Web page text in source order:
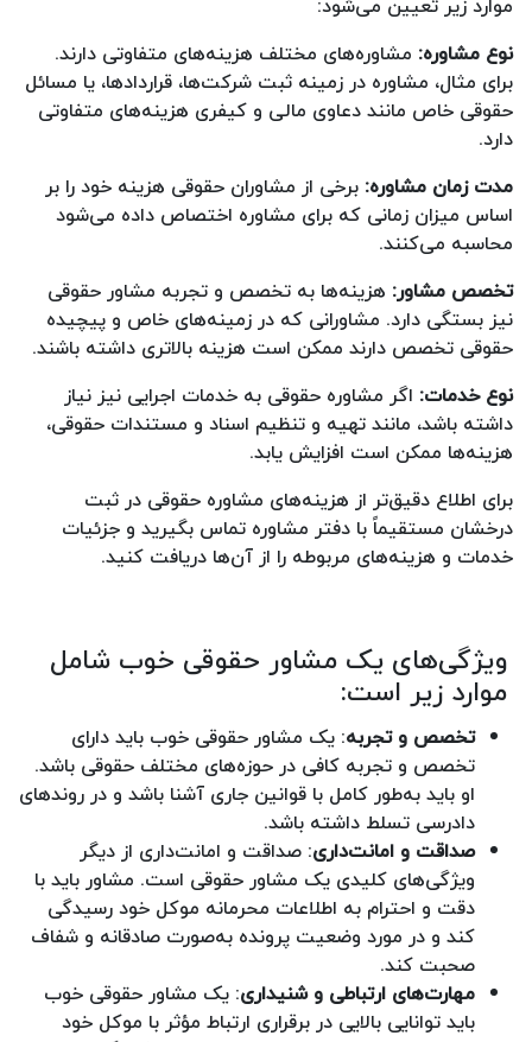
نوع مشاوره: مشاوره‌های مختلف هزینه‌های متفاوتی دارند.
برای مثال، مشاوره در زمینه ثبت شرکت‌ها، قراردادها، یا مسائل
حقوقی خاص مانند دعاوی مالی و کیفری هزینه‌های متفاوتی
دارد.
مدت زمان مشاوره: برخی از مشاوران حقوقی هزینه خود را بر
اساس میزان زمانی که برای مشاوره اختصاص داده می‌شود
محاسبه می‌کنند.
تخصص مشاور: هزینه‌ها به تخصص و تجربه مشاور حقوقی
نیز بستگی دارد. مشاورانی که در زمینه‌های خاص و پیچیده
حقوقی تخصص دارند ممکن است هزینه بالاتری داشته باشند.
نوع خدمات: اگر مشاوره حقوقی به خدمات اجرایی نیز نیاز
داشته باشد، مانند تهیه و تنظیم اسناد و مستندات حقوقی،
هزینه‌ها ممکن است افزایش یابد.
برای اطلاع دقیق‌تر از هزینه‌های مشاوره حقوقی در ثبت
درخشان مستقیماً با دفتر مشاوره تماس بگیرید و جزئیات
خدمات و هزینه‌های مربوطه را از آن‌ها دریافت کنید.
ویژگی‌های یک مشاور حقوقی خوب شامل
موارد زیر است:
تخصص و تجربه: یک مشاور حقوقی خوب باید دارای
تخصص و تجربه کافی در حوزه‌های مختلف حقوقی باشد.
او باید به‌طور کامل با قوانین جاری آشنا باشد و در روندهای
دادرسی تسلط داشته باشد.
صداقت و امانت‌داری: صداقت و امانت‌داری از دیگر
ویژگی‌های کلیدی یک مشاور حقوقی است. مشاور باید با
دقت و احترام به اطلاعات محرمانه موکل خود رسیدگی
کند و در مورد وضعیت پرونده به‌صورت صادقانه و شفاف
صحبت کند.
مهارت‌های ارتباطی و شنیداری: یک مشاور حقوقی خوب
باید توانایی بالایی در برقراری ارتباط مؤثر با موکل خود